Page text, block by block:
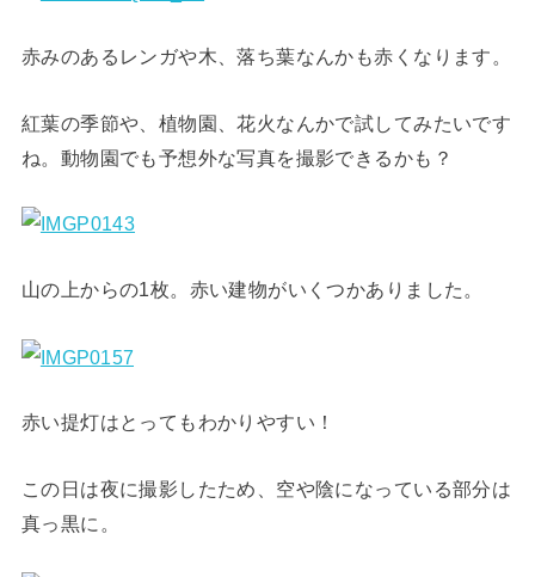
赤みのあるレンガや木、落ち葉なんかも赤くなります。
紅葉の季節や、植物園、花火なんかで試してみたいです
ね。動物園でも予想外な写真を撮影できるかも？
山の上からの1枚。赤い建物がいくつかありました。
赤い提灯はとってもわかりやすい！
この日は夜に撮影したため、空や陰になっている部分は
真っ黒に。